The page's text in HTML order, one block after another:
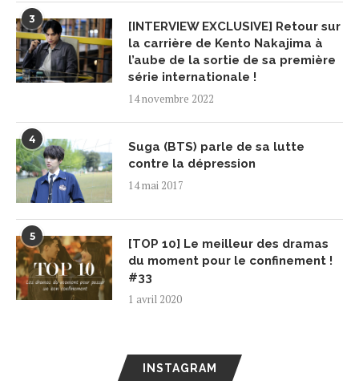
3
[INTERVIEW EXCLUSIVE] Retour sur
la carrière de Kento Nakajima à
l’aube de la sortie de sa première
série internationale !
14 novembre 2022
4
Suga (BTS) parle de sa lutte
contre la dépression
14 mai 2017
5
[TOP 10] Le meilleur des dramas
du moment pour le confinement !
#33
1 avril 2020
INSTAGRAM